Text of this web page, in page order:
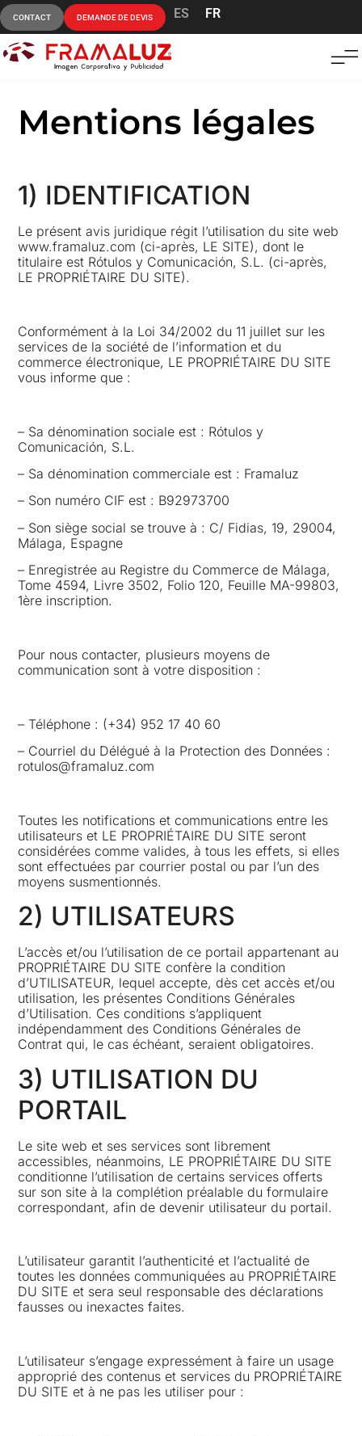
CONTACT DEMANDE DE DEVIS ES FR
Mentions légales
1) IDENTIFICATION
Le présent avis juridique régit l’utilisation du site web
www.framaluz.com (ci-après, LE SITE), dont le
titulaire est Rótulos y Comunicación, S.L. (ci-après,
LE PROPRIÉTAIRE DU SITE).
Conformément à la Loi 34/2002 du 11 juillet sur les
services de la société de l’information et du
commerce électronique, LE PROPRIÉTAIRE DU SITE
vous informe que :
– Sa dénomination sociale est : Rótulos y
Comunicación, S.L.
– Sa dénomination commerciale est : Framaluz
– Son numéro CIF est : B92973700
– Son siège social se trouve à : C/ Fidias, 19, 29004,
Málaga, Espagne
– Enregistrée au Registre du Commerce de Málaga,
Tome 4594, Livre 3502, Folio 120, Feuille MA-99803,
1ère inscription.
Pour nous contacter, plusieurs moyens de
communication sont à votre disposition :
– Téléphone : (+34) 952 17 40 60
– Courriel du Délégué à la Protection des Données :
rotulos@framaluz.com
Toutes les notifications et communications entre les
utilisateurs et LE PROPRIÉTAIRE DU SITE seront
considérées comme valides, à tous les effets, si elles
sont effectuées par courrier postal ou par l’un des
moyens susmentionnés.
2) UTILISATEURS
L’accès et/ou l’utilisation de ce portail appartenant au
PROPRIÉTAIRE DU SITE confère la condition
d’UTILISATEUR, lequel accepte, dès cet accès et/ou
utilisation, les présentes Conditions Générales
d’Utilisation. Ces conditions s’appliquent
indépendamment des Conditions Générales de
Contrat qui, le cas échéant, seraient obligatoires.
3) UTILISATION DU
PORTAIL
Le site web et ses services sont librement
accessibles, néanmoins, LE PROPRIÉTAIRE DU SITE
conditionne l’utilisation de certains services offerts
sur son site à la complétion préalable du formulaire
correspondant, afin de devenir utilisateur du portail.
L’utilisateur garantit l’authenticité et l’actualité de
toutes les données communiquées au PROPRIÉTAIRE
DU SITE et sera seul responsable des déclarations
fausses ou inexactes faites.
L’utilisateur s’engage expressément à faire un usage
approprié des contenus et services du PROPRIÉTAIRE
DU SITE et à ne pas les utiliser pour :